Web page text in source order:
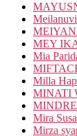
MEY
Mia
Milla
MINATI
Mira
Mirza